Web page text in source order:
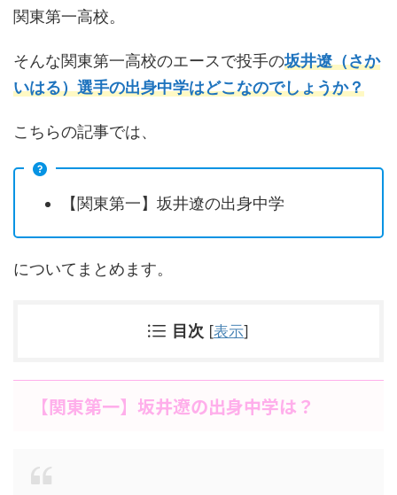
関東第一高校。
そんな関東第一高校のエースで投手の坂井遼（さか
いはる）選手の出身中学はどこなのでしょうか？
こちらの記事では、
【関東第一】坂井遼の出身中学
についてまとめます。
目次 [表示]
【関東第一】坂井遼の出身中学は？